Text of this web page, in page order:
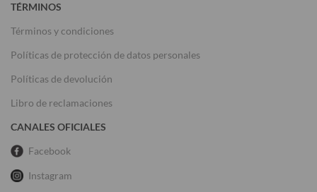
TÉRMINOS
Términos y condiciones
Políticas de protección de datos personales
Políticas de devolución
Libro de reclamaciones
CANALES OFICIALES
Facebook
Instagram